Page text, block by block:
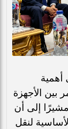
أهمية
بين الأجهزة
مشيرًا إلى أن
لنقل